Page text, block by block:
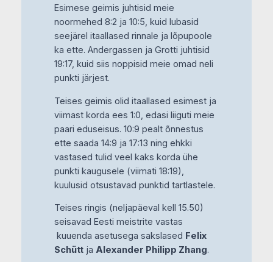
Esimese geimis juhtisid meie
noormehed 8:2 ja 10:5, kuid lubasid
seejärel itaallased rinnale ja lõpupoole
ka ette. Andergassen ja Grotti juhtisid
19:17, kuid siis noppisid meie omad neli
punkti järjest.
Teises geimis olid itaallased esimest ja
viimast korda ees 1:0, edasi liiguti meie
paari eduseisus. 10:9 pealt õnnestus
ette saada 14:9 ja 17:13 ning ehkki
vastased tulid veel kaks korda ühe
punkti kaugusele (viimati 18:19),
kuulusid otsustavad punktid tartlastele.
Teises ringis (neljapäeval kell 15.50)
seisavad Eesti meistrite vastas
kuuenda asetusega sakslased Felix
Schüttja Alexander Philipp Zhang.